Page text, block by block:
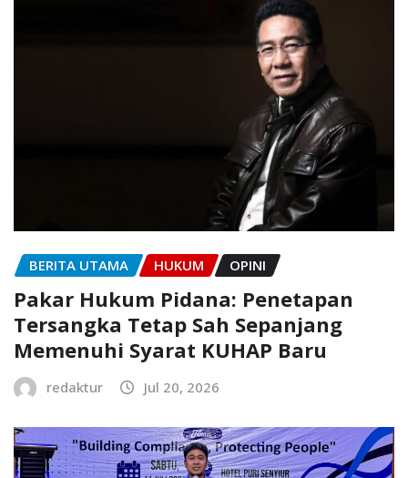
BERITA UTAMA HUKUM OPINI
Pakar Hukum Pidana: Penetapan
Tersangka Tetap Sah Sepanjang
Memenuhi Syarat KUHAP Baru
redaktur Jul 20, 2026